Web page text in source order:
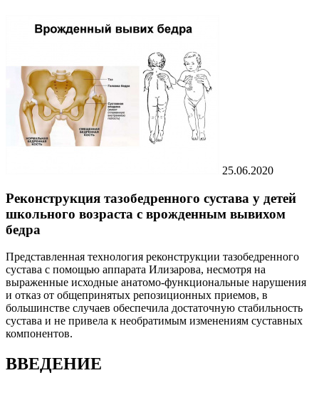
25.06.2020
Реконструкция тазобедренного сустава у детей
школьного возраста с врожденным вывихом
бедра
Представленная технология реконструкции тазобедренного
сустава с помощью аппарата Илизарова, несмотря на
выраженные исходные анатомо-функциональные нарушения
и отказ от общепринятых репозиционных приемов, в
большинстве случаев обеспечила достаточную стабильность
сустава и не привела к необратимым изменениям суставных
компонентов.
ВВЕДЕНИЕ